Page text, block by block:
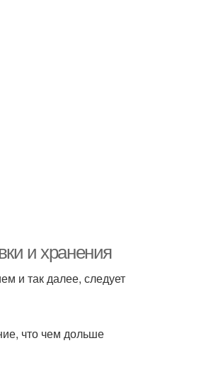
и хранения
и так далее, следует
что чем дольше